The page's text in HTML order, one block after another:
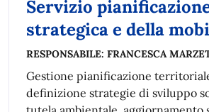
Servizio
strategica e della
RESPONSABILE: FRANCESCA
Gestione pianificazione
definizione strategie di sviluppo